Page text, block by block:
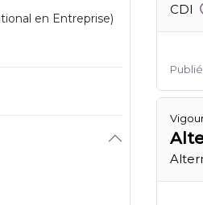
en Entreprise)
CDI